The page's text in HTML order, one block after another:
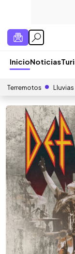
InicioNoticias
Terremotos Lluvias